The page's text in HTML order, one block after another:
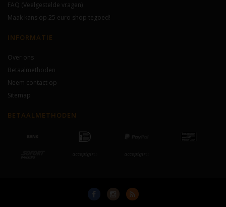
FAQ (Veelgestelde vragen)
Maak kans op 25 euro shop tegoed!
INFORMATIE
Over ons
Betaalmethoden
Neem contact op
Sitemap
BETAALMETHODEN